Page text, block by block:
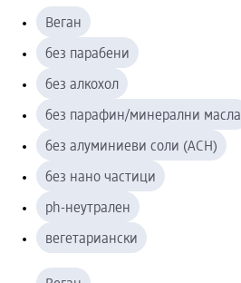
Веган
без парабени
без алкохол
без парафин/минерални масла
без алуминиеви соли (ACH)
без нано частици
ph-неутрален
вегетариански